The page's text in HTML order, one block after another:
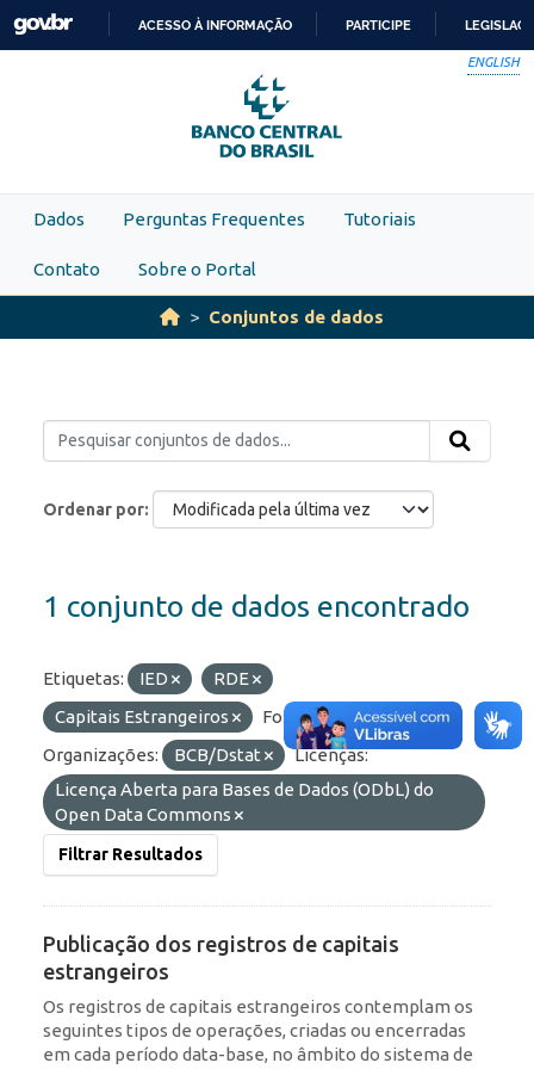
Skip to main content
PARA
O
CONTEÚDO
ACESSO À INFORMAÇÃO PARTICIPE
ENGLISH
Dados Perguntas Frequentes Tutoriais
Contato Sobre o Portal
Conjuntos de dados
Ordenar por
1 conjunto de dados encontrado
Etiquetas: IED
RDE
Capitais Estrangeiros
Formatos:
OData
Organizações:
BCB/Dstat
Licenças:
Licença Aberta para Bases de Dados (ODbL) do
Open Data Commons
Filtrar Resultados
Publicação dos registros de capitais
estrangeiros
Os registros de capitais estrangeiros contemplam os
seguintes tipos de operações, criadas ou encerradas
em cada período data-base, no âmbito do sistema de